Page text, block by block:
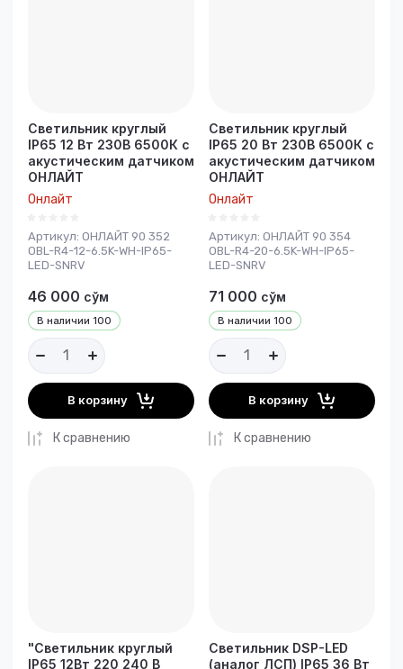
Светильник круглый
IP65 12 Вт 230В 6500К с
акустическим датчиком
ОНЛАЙТ
Онлайт
Артикул: ОНЛАЙТ 90 352
OBL-R4-12-6.5K-WH-IP65-
LED-SNRV
В наличии 100
46 000 сўм
В корзину
К сравнению
Светильник круглый
IP65 20 Вт 230В 6500К с
акустическим датчиком
ОНЛАЙТ
Онлайт
Артикул: ОНЛАЙТ 90 354
OBL-R4-20-6.5K-WH-IP65-
LED-SNRV
В наличии 100
71 000 сўм
В корзину
К сравнению
"Светильник круглый
IP65 12Вт 220 240 В
Светильник DSP-LED
(аналог ЛСП) IP65 36 Вт